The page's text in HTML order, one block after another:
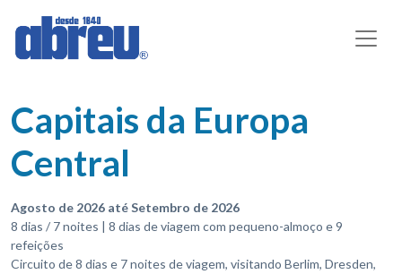
Capitais da Europa
Central
Agosto de 2026 até Setembro de 2026
8 dias / 7 noites | 8 dias de viagem com pequeno-almoço e 9
refeições
Circuito de 8 dias e 7 noites de viagem, visitando Berlim, Dresden,